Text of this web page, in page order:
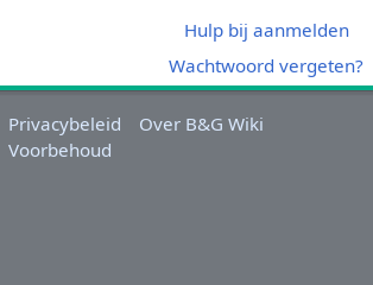
Hulp bij aanmelden
Wachtwoord vergeten?
Privacybeleid
Over B&G Wiki
Voorbehoud